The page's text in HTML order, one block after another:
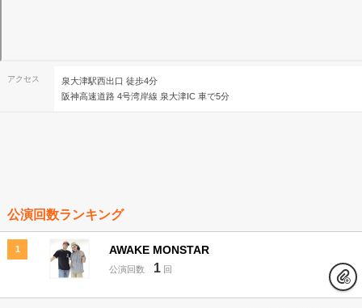
アクセス
泉大津駅西出口 徒歩4分
阪神高速道路 4号湾岸線 泉大津IC 車で5分
公演回数ランキング
1 AWAKE MONSTAR
公演回数 1 回